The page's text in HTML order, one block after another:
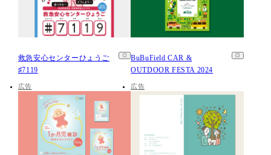
救急安心センターひょうご
♯7119
広告
BuBuField CAR &
OUTDOOR FESTA 2024
広告